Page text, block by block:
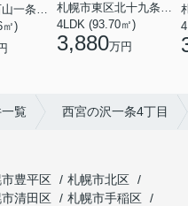
㎡)
札幌市東区北十九条東１２丁目
4LDK (93.70㎡)
3,880万円
覧 西宮の沢一条4丁目
豊平区
札幌市北区
清田区
札幌市手稲区